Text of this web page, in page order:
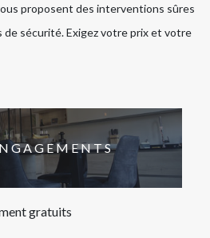
proposent des interventions sûres
sécurité. Exigez votre prix et votre
gratuits